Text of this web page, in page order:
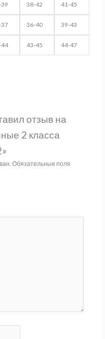
38-42 41-45
36-40 39-43
43-45 44-47
отзыв на
2 класса
Обязательные поля